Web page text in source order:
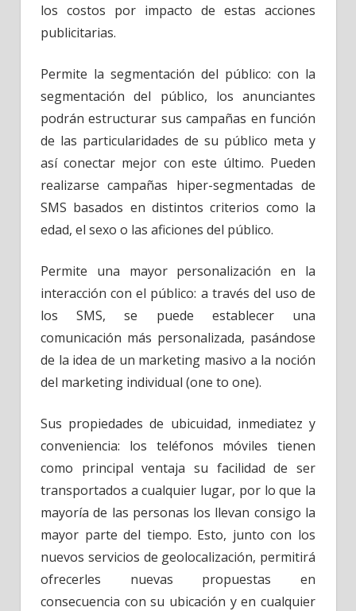
los costos por impacto de estas acciones
publicitarias.
Permite la segmentación del público: con la
segmentación del público, los anunciantes
podrán estructurar sus campañas en función
de las particularidades de su público meta y
así conectar mejor con este último. Pueden
realizarse campañas hiper-segmentadas de
SMS basados en distintos criterios como la
edad, el sexo o las aficiones del público.
Permite una mayor personalización en la
interacción con el público: a través del uso de
los SMS, se puede establecer una
comunicación más personalizada, pasándose
de la idea de un marketing masivo a la noción
del marketing individual (one to one).
Sus propiedades de ubicuidad, inmediatez y
conveniencia: los teléfonos móviles tienen
como principal ventaja su facilidad de ser
transportados a cualquier lugar, por lo que la
mayoría de las personas los llevan consigo la
mayor parte del tiempo. Esto, junto con los
nuevos servicios de geolocalización, permitirá
ofrecerles nuevas propuestas en
consecuencia con su ubicación y en cualquier